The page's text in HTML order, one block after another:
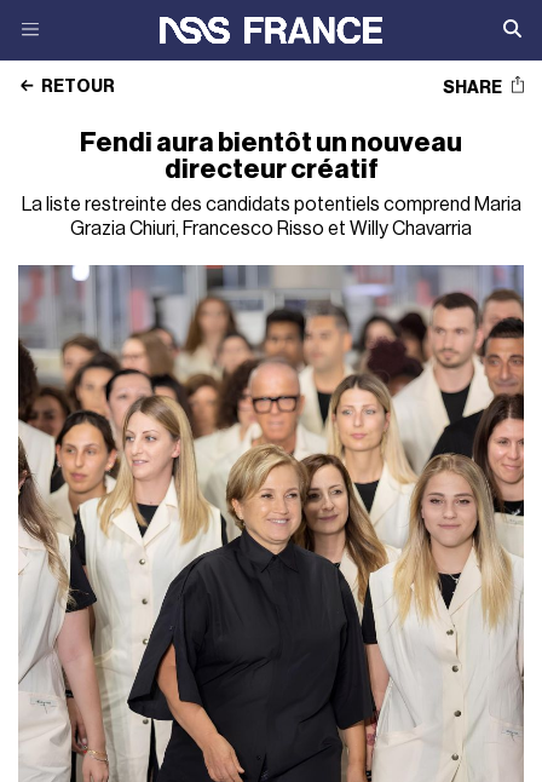
RETOUR SHARE
Fendi aura bientôt un nouveau
directeur créatif
La liste restreinte des candidats potentiels comprend Maria
Grazia Chiuri, Francesco Risso et Willy Chavarria